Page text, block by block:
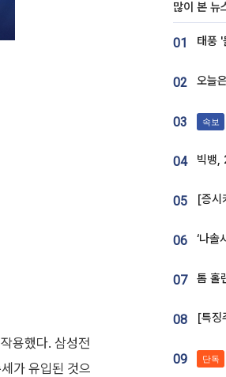
용했다. 삼성전
가 유입된 것으
많이 본 뉴
01
02 오늘
03 속보
04
05
06
07
08
09 단독